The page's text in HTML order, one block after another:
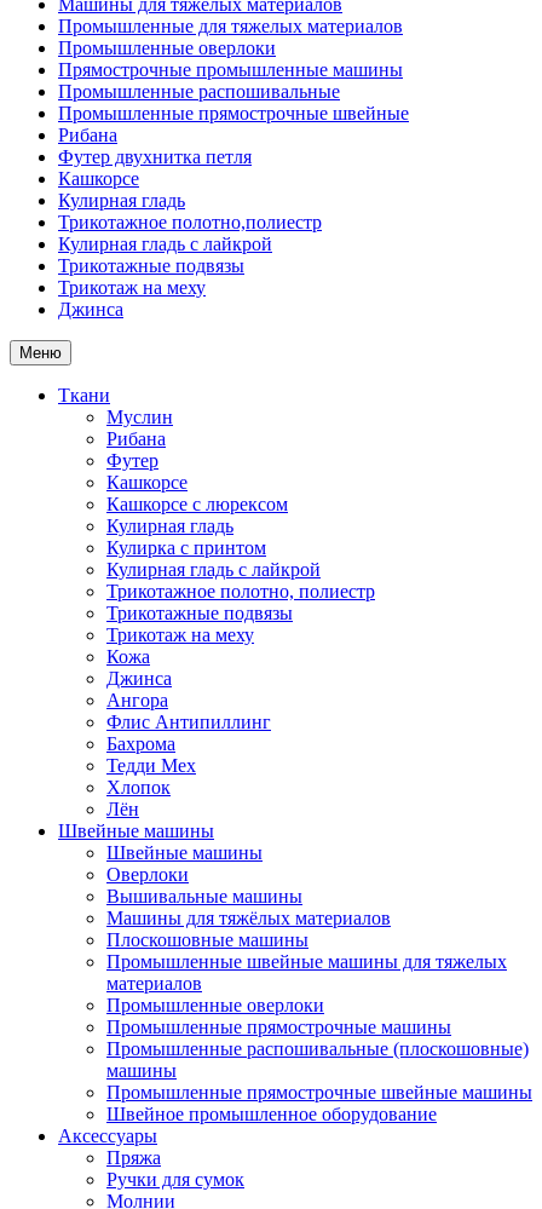
Машины для тяжелых материалов
Промышленные для тяжелых материалов
Промышленные оверлоки
Прямострочные промышленные машины
Промышленные распошивальные
Промышленные прямострочные швейные
Рибана
Футер двухнитка петля
Кашкорсе
Кулирная гладь
Трикотажное полотно,полиестр
Кулирная гладь с лайкрой
Трикотажные подвязы
Трикотаж на меху
Джинса
Меню
Ткани
Муслин
Рибана
Футер
Кашкорсе
Кашкорсе с люрексом
Кулирная гладь
Кулирка с принтом
Кулирная гладь с лайкрой
Трикотажное полотно, полиестр
Трикотажные подвязы
Трикотаж на меху
Кожа
Джинса
Ангора
Флис Антипиллинг
Бахрома
Тедди Мех
Хлопок
Лён
Швейные машины
Швейные машины
Оверлоки
Вышивальные машины
Машины для тяжёлых материалов
Плоскошовные машины
Промышленные швейные машины для тяжелых
материалов
Промышленные оверлоки
Промышленные прямострочные машины
Промышленные распошивальные (плоскошовные)
машины
Промышленные прямострочные швейные машины
Швейное промышленное оборудование
Аксессуары
Пряжа
Ручки для сумок
Молнии